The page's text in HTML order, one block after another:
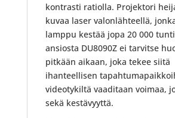
kontrasti ratiolla. Projektori
kuvaa laser valonlähteellä,
lamppu kestää jopa 20 000
ansiosta DU8090Z ei tarvitse
pitkään aikaan, joka tekee siitä
ihanteellisen
videotykiltä vaaditaan voimaa,
sekä kestävyyttä.